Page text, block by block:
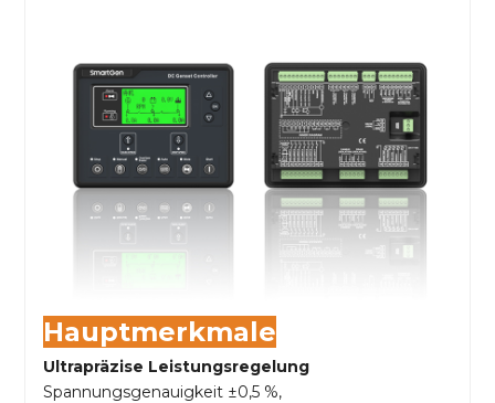
Hauptmerkmale
Ultrapräzise Leistungsregelung
Spannungsgenauigkeit ±0,5 %,